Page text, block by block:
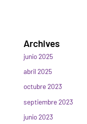
Archives
junio 2025
abril 2025
octubre 2023
septiembre 2023
junio 2023